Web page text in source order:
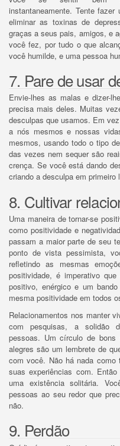
instantaneamente. Tente fazer
eliminar as toxinas de
graças a seus pais, amigos, e
você fez, por tudo o que
você humilde, e uma pessoa
7. Pare de usar
Envie-lhes as malas e dizer-
precisa mais deles. Muitas
desculpas que usamos. Em
a nós mesmos e nossas
mesmos, usando todo o tipo
das vezes nem sequer são
crença. Se você está dando
criando a desculpa em primeiro
8. Cultivar
Uma maneira de tornar-se
como positividade e
passam a maior parte de seu
ponto de vista pessimista,
refletindo as mesmas
positividade, é imperativo
positivo, enérgico e um
mesma positividade em todos
Relacionamentos nos manter
com pesquisas, a solidão
pessoas. Um círculo de bons
alegres são um lembrete de
com você. Não há nada como
suas experiências com.
uma existência solitária.
pessoas ao seu redor que
não.
9. Perdão